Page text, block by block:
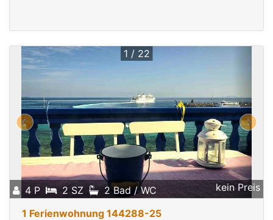
4 P 2 SZ 2 Bad / WC kein Preis
1 / 22
1 Ferienwohnung 144288-25